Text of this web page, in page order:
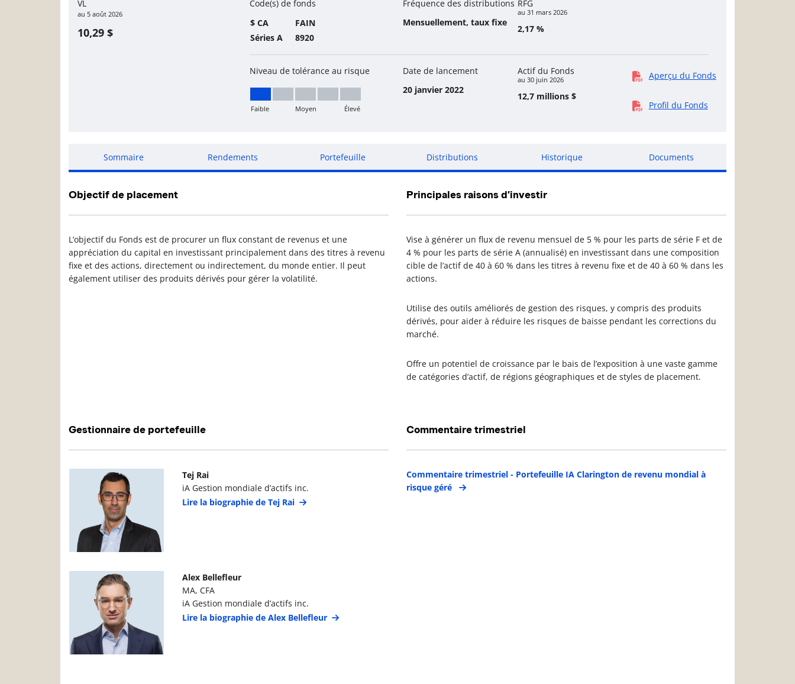
VL
au 5 août 2026
10,29 $
Code(s) de fonds
$ CA
FAIN
Séries A
8920
Fréquence des distributions
Mensuellement, taux fixe
RFG
au 31 mars 2026
2,17 %
Niveau de tolérance au risque
Faible
Faible Moyen Élevé
Date de lancement
20 janvier 2022
Actif du Fonds
au 30 juin 2026
12,7 millions $
Aperçu du Fonds
Profil du Fonds
Sommaire Rendements Portefeuille Distributions Historique Documents
Objectif de placement
L’objectif du Fonds est de procurer un flux constant de revenus et une
appréciation du capital en investissant principalement dans des titres à revenu
fixe et des actions, directement ou indirectement, du monde entier. Il peut
également utiliser des produits dérivés pour gérer la volatilité.
Principales raisons d’investir
Vise à générer un flux de revenu mensuel de 5 % pour les parts de série F et de
4 % pour les parts de série A (annualisé) en investissant dans une composition
cible de l’actif de 40 à 60 % dans les titres à revenu fixe et de 40 à 60 % dans les
actions.
Utilise des outils améliorés de gestion des risques, y compris des produits
dérivés, pour aider à réduire les risques de baisse pendant les corrections du
marché.
Offre un potentiel de croissance par le bais de l’exposition à une vaste gamme
de catégories d’actif, de régions géographiques et de styles de placement.
Gestionnaire de portefeuille
Photo du gestionnaire de portefeuille Détails du gestionnaire de portefeuille
Tej Rai
iA Gestion mondiale d’actifs inc.
Lire la biographie de Tej Rai
Photo du gestionnaire de portefeuille
Alex Bellefleur
MA, CFA
iA Gestion mondiale d’actifs inc.
Lire la biographie de Alex Bellefleur
Commentaire trimestriel
Commentaire trimestriel - Portefeuille IA Clarington de revenu mondial à
risque géré